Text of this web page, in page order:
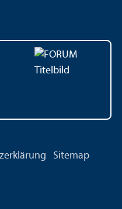
Sitemap